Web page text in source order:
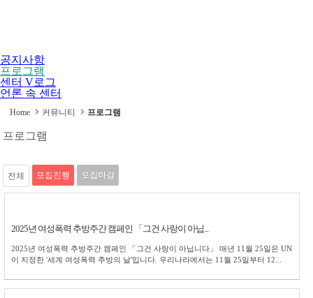
공지사항
프로그램
센터 V로그
언론 속 센터
Home 커뮤니티 프로그램
프로그램
전체 모집진행 모집마감
2025년 여성폭력 추방주간 캠페인 「그건 사랑이 아닙...
2025년 여성폭력 추방주간 캠페인 「그건 사랑이 아닙니다」 매년 11월 25일은 UN
이 지정한 '세계 여성폭력 추방의 날'입니다. 우리나라에서는 11월 25일부터 12...